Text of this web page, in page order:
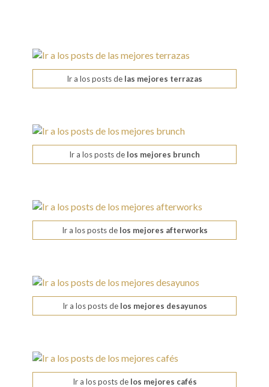
Ir a los posts de las mejores terrazas
Ir a los posts de los mejores brunch
Ir a los posts delos mejores afterworks
Ir a los posts delos mejores desayunos
Ir a los posts delos mejores cafés